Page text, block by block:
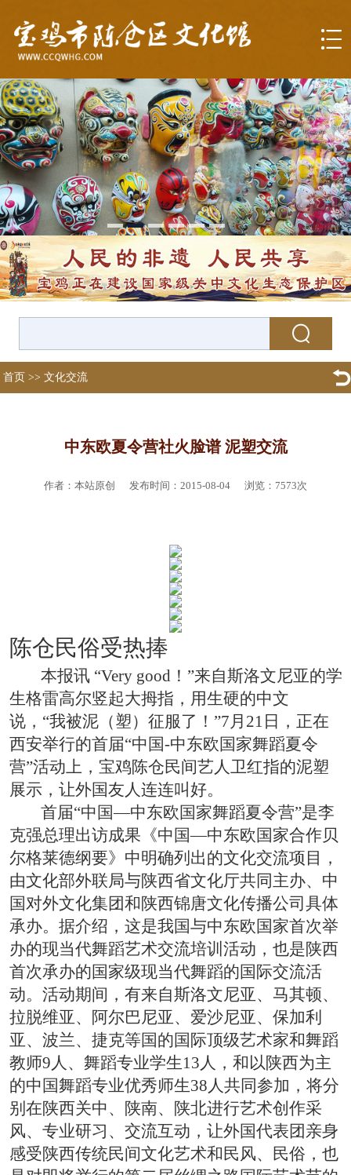
首页 >> 文化交流
中东欧夏令营社火脸谱 泥塑交流
作者：本站原创 发布时间：2015-08-04 浏览： 7573次
陈仓民俗受热捧
本报讯 “Very good！”来自斯洛文尼亚的学
生格雷高尔竖起大拇指，用生硬的中文
说，“我被泥（塑）征服了！”7月21日，正在
西安举行的首届“中国-中东欧国家舞蹈夏令
营”活动上，宝鸡陈仓民间艺人卫红指的泥塑
展示，让外国友人连连叫好。
首届“中国—中东欧国家舞蹈夏令营”是李
克强总理出访成果《中国—中东欧国家合作贝
尔格莱德纲要》中明确列出的文化交流项目，
由文化部外联局与陕西省文化厅共同主办、中
国对外文化集团和陕西锦唐文化传播公司具体
承办。据介绍，这是我国与中东欧国家首次举
办的现当代舞蹈艺术交流培训活动，也是陕西
首次承办的国家级现当代舞蹈的国际交流活
动。活动期间，有来自斯洛文尼亚、马其顿、
拉脱维亚、阿尔巴尼亚、爱沙尼亚、保加利
亚、波兰、捷克等国的国际顶级艺术家和舞蹈
教师9人、舞蹈专业学生13人，和以陕西为主
的中国舞蹈专业优秀师生38人共同参加，将分
别在陕西关中、陕南、陕北进行艺术创作采
风、专业研习、交流互动，让外国代表团亲身
感受陕西传统民间文化艺术和民风、民俗，也